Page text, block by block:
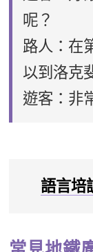
呢？
路人：在
以到洛克
遊客：非
語言培